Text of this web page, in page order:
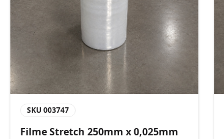
SKU 003747
Filme Stretch 250mm x 0,025mm